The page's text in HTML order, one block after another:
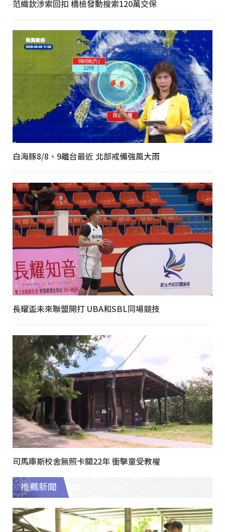
范織欽涉索回扣 橋檢發動搜索120萬交保
白海豚8/8、9離台最近 北部戒備強風大雨
長耀盃未來聯盟開打 UBA和SBL同場競技
司馬庫斯校舍無照卡關22年 衝擊童受教權
推薦新聞